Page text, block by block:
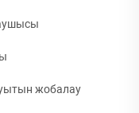
жобалау